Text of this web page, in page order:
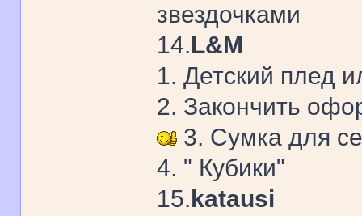
звездочками
14.L&M
1. Детский плед
2. Закончить
3. Сумка для
4. " Кубики"
15.katausi